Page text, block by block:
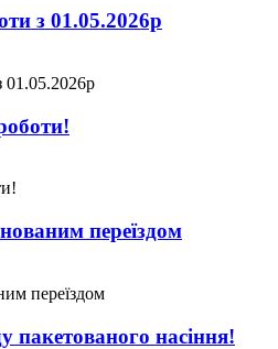
з 01.05.2026р
01.05.2026р
переїздом
переїздом
пакетованого насіння!